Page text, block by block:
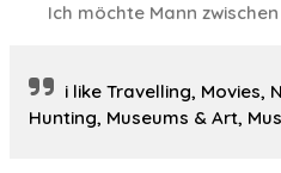
Ich möchte Mann
i like Travelling, Movies,
Hunting, Museums & Art,